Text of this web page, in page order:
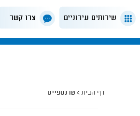
שירותים עירוניים צרו קשר
דף הבית טרנספייס